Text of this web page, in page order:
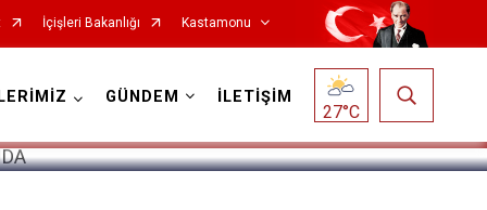
İçişleri Bakanlığı Kastamonu
GÜNDEM İLETİŞİM
27°C